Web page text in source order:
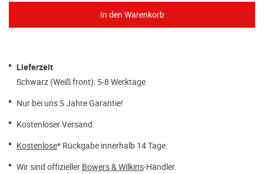
Lieferzeit
Schwarz (Weiß front): 5-8 Werktage
Nur bei uns 5 Jahre Garantie!
Kostenloser Versand.
Kostenlose* Rückgabe innerhalb 14 Tage.
Wir sind offizieller Bowers & Wilkins-Händler.